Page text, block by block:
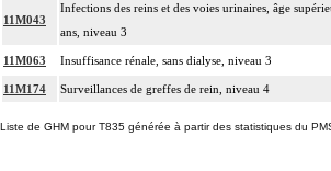
11M043
Infections des reins et des voies urinaires, âge
ans, niveau 3
11M063 Insuffisance rénale, sans dialyse, niveau 3
11M174 Surveillances de greffes de rein, niveau 4
Liste de GHM pour T835 générée à partir des statistiques du